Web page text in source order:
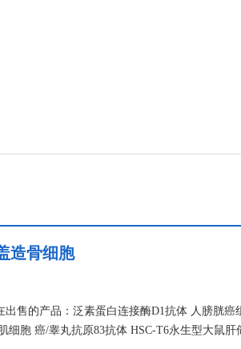
造骨细胞
出售的产品：泛素蛋白连接酶D1抗体 人膀胱
细胞 癌/睾丸抗原83抗体 HSC-T6永生型大鼠肝